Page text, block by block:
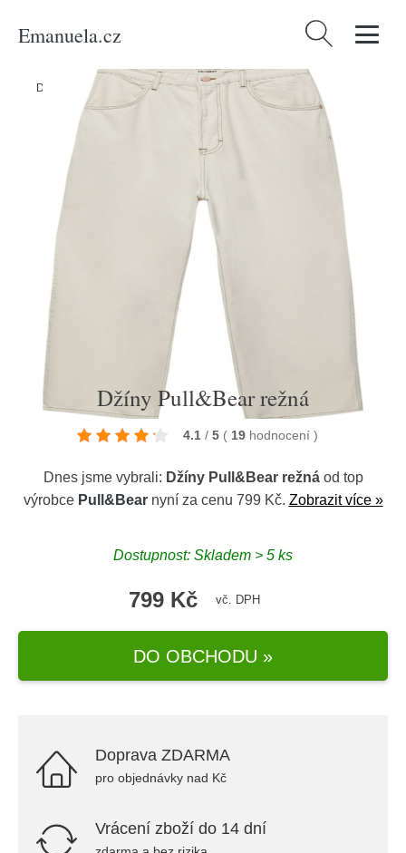
Emanuela.cz Vyhledávání
Domů Produkty Muži/Oblečení Džíny /Džíny Pull&Bear režná
Džíny Pull&Bear režná
4.1 / 5 ( 19 hodnocení )
Dnes jsme vybrali: Džíny Pull&Bear režnáod top
výrobce Pull&Bearnyní za cenu 799 Kč. Zobrazit více »
Dostupnost: Skladem > 5 ks
799 Kč vč. DPH
DO OBCHODU »
Doprava ZDARMA
pro objednávky nad Kč
Vrácení zboží do 14 dní